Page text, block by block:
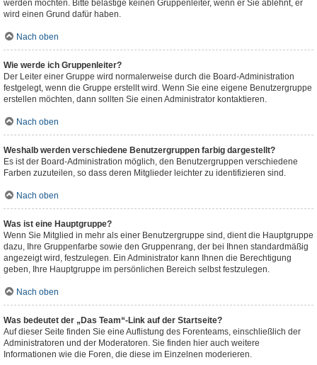
werden möchten. Bitte belästige keinen Gruppenleiter, wenn er Sie ablehnt, er
wird einen Grund dafür haben.
Nach oben
Wie werde ich Gruppenleiter?
Der Leiter einer Gruppe wird normalerweise durch die Board-Administration
festgelegt, wenn die Gruppe erstellt wird. Wenn Sie eine eigene Benutzergruppe
erstellen möchten, dann sollten Sie einen Administrator kontaktieren.
Nach oben
Weshalb werden verschiedene Benutzergruppen farbig dargestellt?
Es ist der Board-Administration möglich, den Benutzergruppen verschiedene
Farben zuzuteilen, so dass deren Mitglieder leichter zu identifizieren sind.
Nach oben
Was ist eine Hauptgruppe?
Wenn Sie Mitglied in mehr als einer Benutzergruppe sind, dient die Hauptgruppe
dazu, Ihre Gruppenfarbe sowie den Gruppenrang, der bei Ihnen standardmäßig
angezeigt wird, festzulegen. Ein Administrator kann Ihnen die Berechtigung
geben, Ihre Hauptgruppe im persönlichen Bereich selbst festzulegen.
Nach oben
Was bedeutet der „Das Team“-Link auf der Startseite?
Auf dieser Seite finden Sie eine Auflistung des Forenteams, einschließlich der
Administratoren und der Moderatoren. Sie finden hier auch weitere
Informationen wie die Foren, die diese im Einzelnen moderieren.